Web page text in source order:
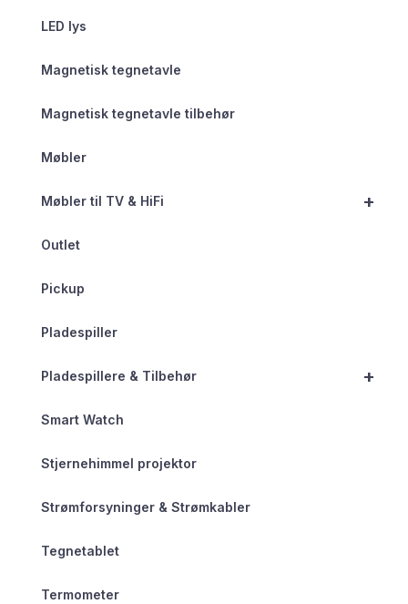
LED lys
Magnetisk tegnetavle
Magnetisk tegnetavle tilbehør
Møbler
+
Møbler til TV & HiFi
Outlet
Pickup
Pladespiller
+
Pladespillere & Tilbehør
Smart Watch
Stjernehimmel projektor
Strømforsyninger & Strømkabler
Tegnetablet
Termometer